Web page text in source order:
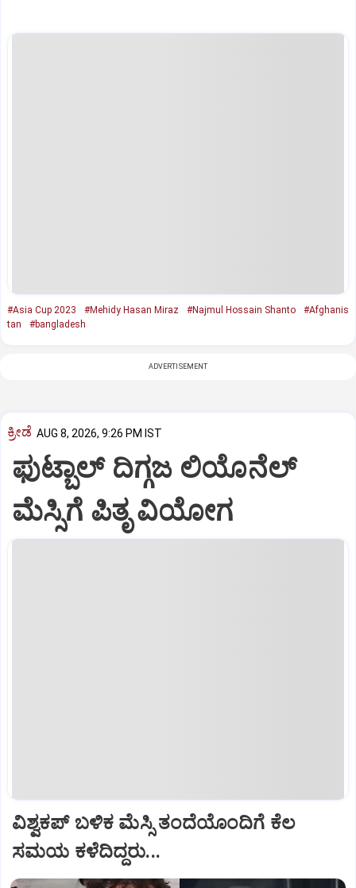
#Asia Cup 2023 #Mehidy Hasan Miraz #Najmul Hossain Shanto
#Afghanis
tan
#bangladesh
ADVERTISEMENT
ಕ್ರೀಡೆ AUG 8, 2026, 9:26 PM IST
ಫುಟ್ಬಾಲ್ ದಿಗ್ಗಜ ಲಿಯೊನೆಲ್‌
ಮೆಸ್ಸಿಗೆ ಪಿತೃ ವಿಯೋಗ
ವಿಶ್ವಕಪ್‌ ಬಳಿಕ ಮೆಸ್ಸಿ ತಂದೆಯೊಂದಿಗೆ ಕೆಲ
ಸಮಯ ಕಳೆದಿದ್ದರು...